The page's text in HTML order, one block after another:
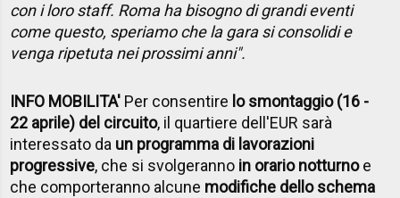
con i loro staff. Roma ha bisogno di grandi eventi
come questo, speriamo che la gara si consolidi e
venga ripetuta nei prossimi anni".
INFO MOBILITA' Per consentire lo smontaggio (16 -
22 aprile) del circuito, il quartiere dell'EUR sarà
interessato da un programma di lavorazioni
progressive, che si svolgeranno in orario notturnoe
che comporteranno alcune modifiche dello schema